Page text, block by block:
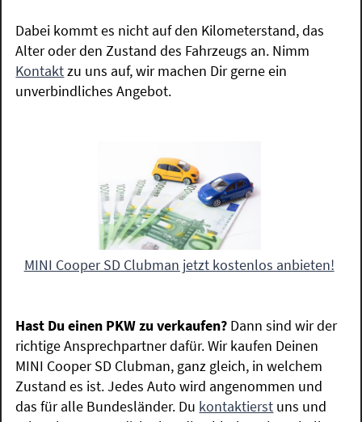
Dabei kommt es nicht auf den Kilometerstand, das
Alter oder den Zustand des Fahrzeugs an. Nimm
Kontaktzu uns auf, wir machen Dir gerne ein
unverbindliches Angebot.
MINI Cooper SD Clubman jetzt kostenlos anbieten!
Hast Du einen PKW zu verkaufen? Dann sind wir der
richtige Ansprechpartner dafür. Wir kaufen Deinen
MINI Cooper SD Clubman, ganz gleich, in welchem
Zustand es ist. Jedes Auto wird angenommen und
das für alle Bundesländer. Du kontaktierst uns und